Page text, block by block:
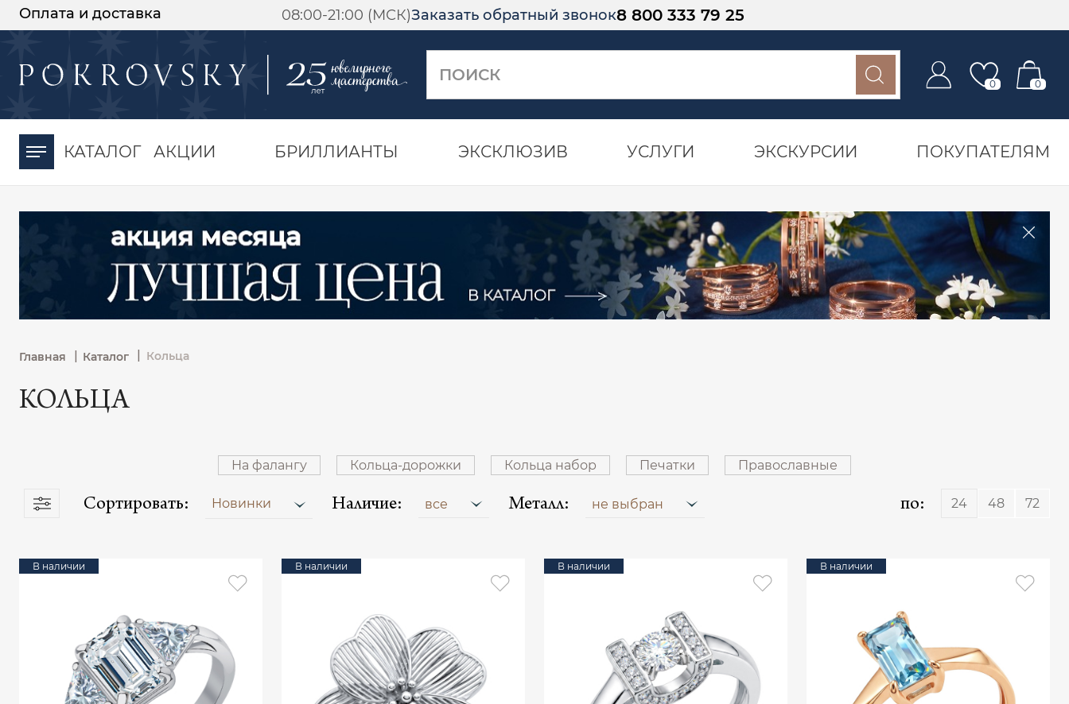
Оплата и доставка 08:00-21:00 (МСК)Заказать обратный звонок8 800 333 79 25
0 0
КАТАЛОГ АКЦИИ БРИЛЛИАНТЫ ЭКСКЛЮЗИВ УСЛУГИ ЭКСКУРСИИ ПОКУПАТЕЛЯМ
Главная | Каталог Кольца
КОЛЬЦА
На фалангу Кольца-дорожки Кольца набор Печатки Православные
Сортировать: Новинки Наличие: все Металл: не выбран по: 24 48 72
В наличии В наличии В наличии В наличии
-30%
момента оплаты